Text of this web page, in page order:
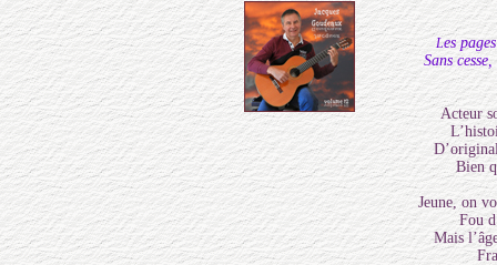
Les
Sans
Acteur
Bien
Jeune, on
Fou
Mais